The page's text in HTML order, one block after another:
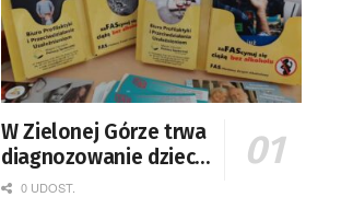
W Zielonej Górze trwa
diagnozowanie dzieci
w kierunku
0 UDOST.